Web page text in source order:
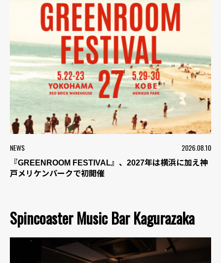
NEWS 2026.08.10
『GREENROOM FESTIVAL』、2027年は横浜に加え神
戸メリケンパークで初開催
Spincoaster Music Bar Kagurazaka